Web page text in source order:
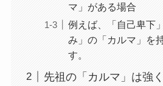
マ」がある場合
例えば、「自己卑下
み」の「カルマ」を
す。
先祖の「カルマ」は強